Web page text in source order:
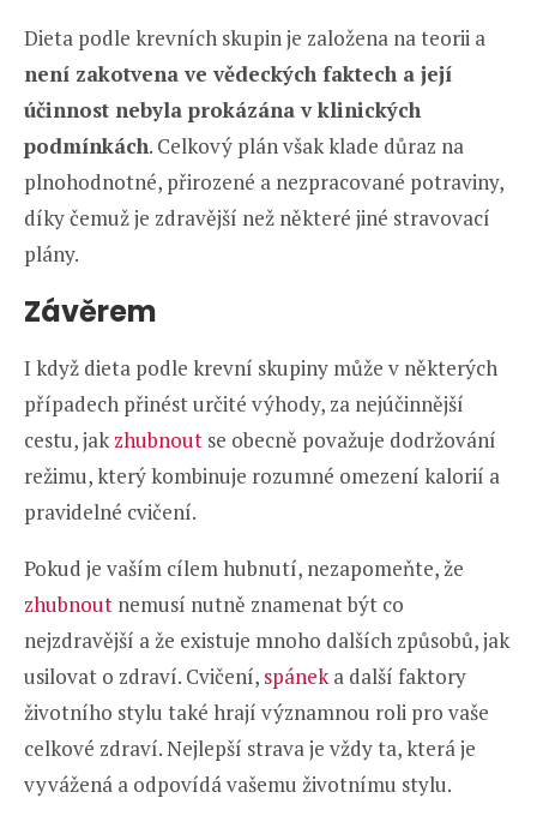
Dieta podle krevních skupin je založena na teorii a
není zakotvena ve vědeckých faktech a její
účinnost nebyla prokázána v klinických
podmínkách. Celkový plán však klade důraz na
plnohodnotné, přirozené a nezpracované potraviny,
díky čemuž je zdravější než některé jiné stravovací
plány.
Závěrem
I když dieta podle krevní skupiny může v některých
případech přinést určité výhody, za nejúčinnější
cestu, jakzhubnout se obecně považuje dodržování
režimu, který kombinuje rozumné omezení kalorií a
pravidelné cvičení.
Pokud je vaším cílem hubnutí, nezapomeňte, že
zhubnout nemusí nutně znamenat být co
nejzdravější a že existuje mnoho dalších způsobů, jak
usilovat o zdraví. Cvičení, spáneka další faktory
životního stylu také hrají významnou roli pro vaše
celkové zdraví. Nejlepší strava je vždy ta, která je
vyvážená a odpovídá vašemu životnímu stylu.